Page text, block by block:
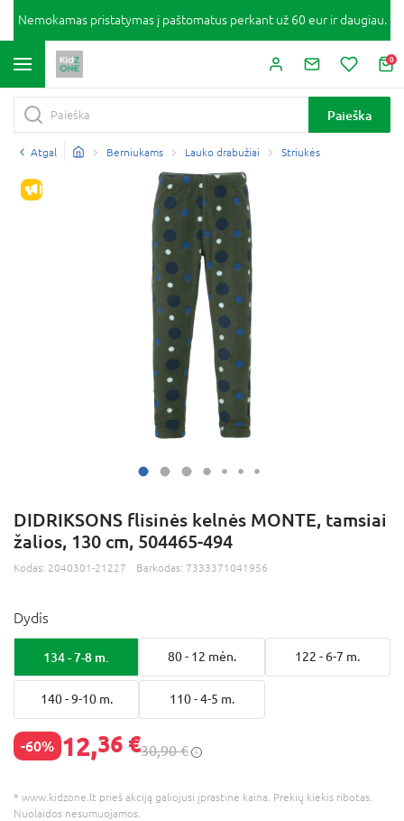
Nemokamas pristatymas į paštomatus perkant už 60 eur ir daugiau.
0
Paieška
Atgal Berniukams Lauko drabužiai Striukės
IŠPARDAVIMAS
DIDRIKSONS flisinės kelnės MONTE, tamsiai
žalios, 130 cm, 504465-494
Kodas: 2040301-21227 Barkodas: 7333371041956
Dydis
134 - 7-8 m. 80 - 12 mėn. 122 - 6-7 m.
140 - 9-10 m. 110 - 4-5 m.
-60% 12,36 €30,90 €
* www.kidzone.lt prieš akciją galiojusi įprastinė kaina. Prekių kiekis ribotas.
Nuolaidos nesumuojamos.